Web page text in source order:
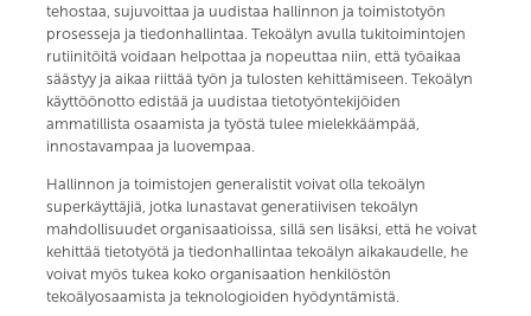
tehostaa, sujuvoittaa ja uudistaa hallinnon ja toimistotyön
prosesseja ja tiedonhallintaa. Tekoälyn avulla tukitoimintojen
rutiinitöitä voidaan helpottaa ja nopeuttaa niin, että työaikaa
säästyy ja aikaa riittää työn ja tulosten kehittämiseen. Tekoälyn
käyttöönotto edistää ja uudistaa tietotyöntekijöiden
ammatillista osaamista ja työstä tulee mielekkäämpää,
innostavampaa ja luovempaa.
Hallinnon ja toimistojen generalistit voivat olla tekoälyn
superkäyttäjiä, jotka lunastavat generatiivisen tekoälyn
mahdollisuudet organisaatioissa, sillä sen lisäksi, että he voivat
kehittää tietotyötä ja tiedonhallintaa tekoälyn aikakaudelle, he
voivat myös tukea koko organisaation henkilöstön
tekoälyosaamista ja teknologioiden hyödyntämistä.